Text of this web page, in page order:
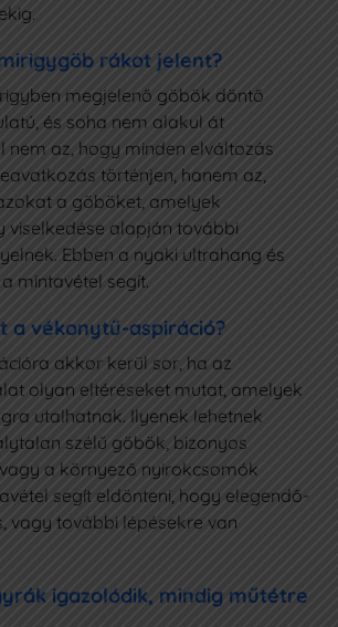
rákot jelent?
megjelenő göbök döntő
és soha nem alakul át
nem az, hogy minden elváltozás
történjen, hanem az,
a göböket, amelyek
viselkedése alapján további
Ebben a nyaki ultrahang és
mintavétel segít.
a vékonytű-aspiráció?
akkor kerül sor, ha az
olyan eltéréseket mutat, amelyek
utalhatnak. Ilyenek lehetnek
szélű göbök, bizonyos
a környező nyirokcsomók
segít eldönteni, hogy elegendő-
vagy további lépésekre van
igazolódik, mindig műtétre